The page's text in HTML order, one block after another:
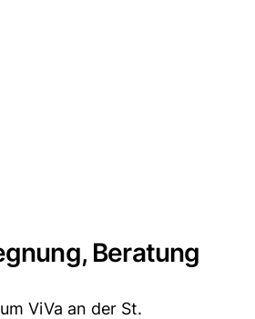
Beratung
ViVa an der St.